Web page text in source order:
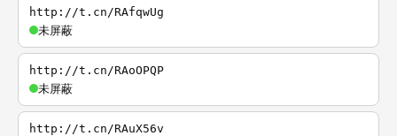
http://t.cn/RAfqwUg
未屏蔽
http://t.cn/RAoOPQP
未屏蔽
http://t.cn/RAuX56v